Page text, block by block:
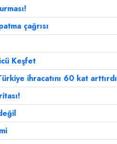
çağrısı
Keşfet
ihracatını 60 kat arttırdı